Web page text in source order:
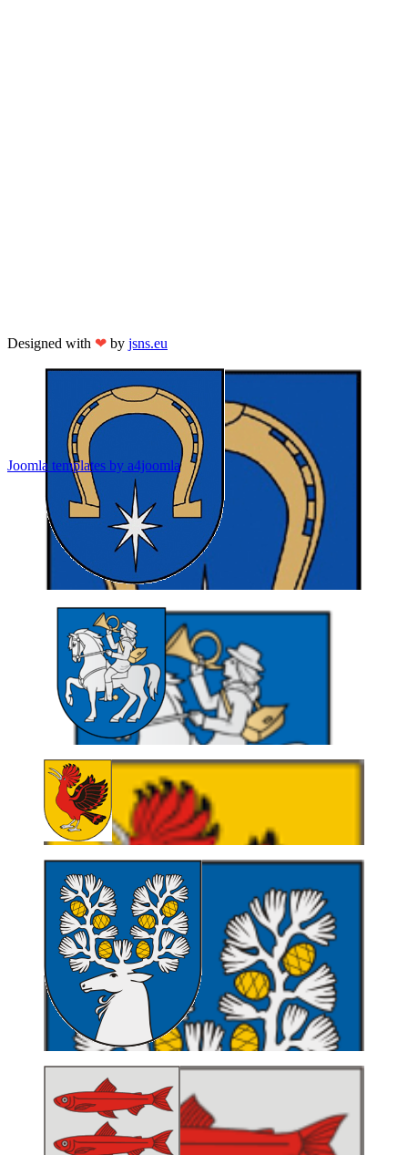
Designed with ❤ by jsns.eu
Joomla templates by a4joomla